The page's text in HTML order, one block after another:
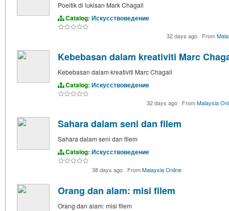
Poeitik di lukisan Mark Chagall
Catalog: Искусствоведение
32 days ago · From
Kebebasan dalam kreativiti Marc
Kebebasan dalam kreativiti Marc Chagall
Catalog: Искусствоведение
32 days ago · FromMalaysia
Sahara dalam seni dan filem
Sahara dalam seni dan filem
Catalog: Искусствоведение
38 days ago · FromMalaysia Online
Orang dan alam: misi filem
Orang dan alam: misi filem